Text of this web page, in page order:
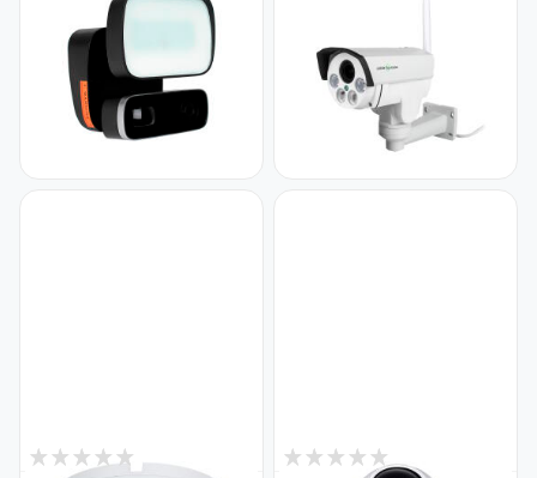
Камера відеоспостереження
вулична IP Wi-Fi 2MP GV-120-
IP-GM-DOG20-12
Код: 14190
вулична 5MP під SIM карту
GV-170-IP-MC-COA50VM-60
4G PTZ
Код: 19578